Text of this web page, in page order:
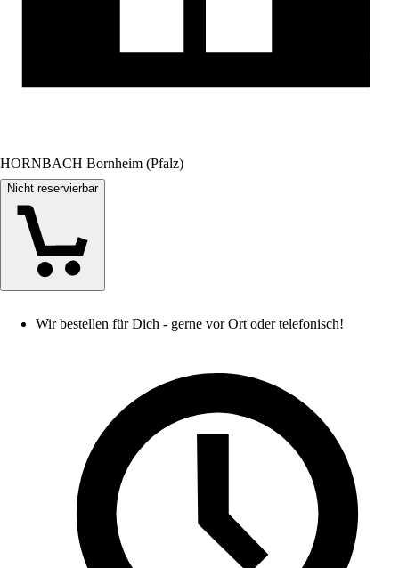
HORNBACH Bornheim (Pfalz)
Nicht reservierbar
Wir bestellen für Dich - gerne vor Ort oder telefonisch!